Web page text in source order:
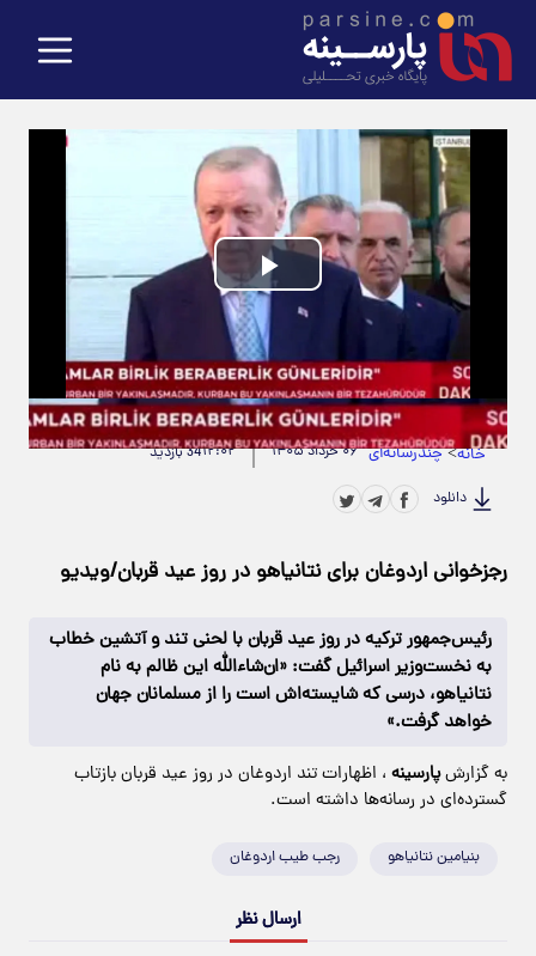
Play
Video
حجم ویدیو: 19.23M |مدت زمان ویدیو: 00:00:52
خانه>چندرسانه‌ای ۰۶ خرداد ۱۴۰۵ ۱۲:۰۲34 بازدید
دانلود
رجزخوانی اردوغان برای نتانیاهو در روز عید قربان/ویدیو
رئیس‌جمهور ترکیه در روز عید قربان با لحنی تند و آتشین خطاب
به نخست‌وزیر اسرائیل گفت: «ان‌شاءالله این ظالم به نام
نتانیاهو، درسی که شایسته‌اش است را از مسلمانان جهان
خواهد گرفت.»
به گزارشپارسینه ، اظهارات تند اردوغان در روز عید قربان بازتاب
گسترده‌ای در رسانه‌ها داشته است.
بنیامین نتانیاهو رجب طیب اردوغان
ارسال نظر